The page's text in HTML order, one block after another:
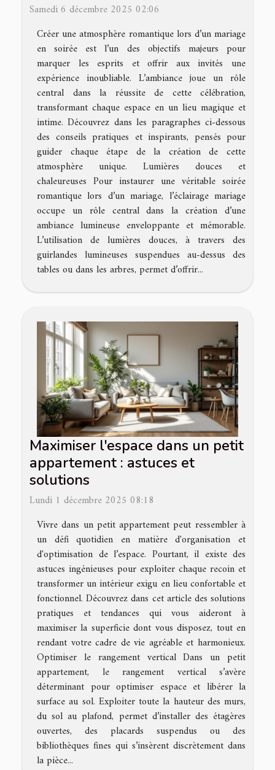
Samedi 6 décembre 2025 02:06
Créer une atmosphère romantique lors d’un mariage
en soirée est l’un des objectifs majeurs pour
marquer les esprits et offrir aux invités une
expérience inoubliable. L’ambiance joue un rôle
central dans la réussite de cette célébration,
transformant chaque espace en un lieu magique et
intime. Découvrez dans les paragraphes ci-dessous
des conseils pratiques et inspirants, pensés pour
guider chaque étape de la création de cette
atmosphère unique. Lumières douces et
chaleureuses Pour instaurer une véritable soirée
romantique lors d’un mariage, l’éclairage mariage
occupe un rôle central dans la création d’une
ambiance lumineuse enveloppante et mémorable.
L’utilisation de lumières douces, à travers des
guirlandes lumineuses suspendues au-dessus des
tables ou dans les arbres, permet d’offrir...
Maximiser l'espace dans un petit
appartement : astuces et
solutions
Lundi 1 décembre 2025 08:18
Vivre dans un petit appartement peut ressembler à
un défi quotidien en matière d'organisation et
d'optimisation de l’espace. Pourtant, il existe des
astuces ingénieuses pour exploiter chaque recoin et
transformer un intérieur exigu en lieu confortable et
fonctionnel. Découvrez dans cet article des solutions
pratiques et tendances qui vous aideront à
maximiser la superficie dont vous disposez, tout en
rendant votre cadre de vie agréable et harmonieux.
Optimiser le rangement vertical Dans un petit
appartement, le rangement vertical s’avère
déterminant pour optimiser espace et libérer la
surface au sol. Exploiter toute la hauteur des murs,
du sol au plafond, permet d’installer des étagères
ouvertes, des placards suspendus ou des
bibliothèques fines qui s’insèrent discrètement dans
la pièce...